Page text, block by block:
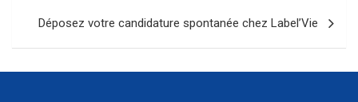
l’article
Déposez votre candidature spontanée chez Label’Vie